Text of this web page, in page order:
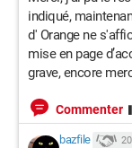
indiqué,
d' Orange ne
mise en page
grave, encore
Commenter
bazfile